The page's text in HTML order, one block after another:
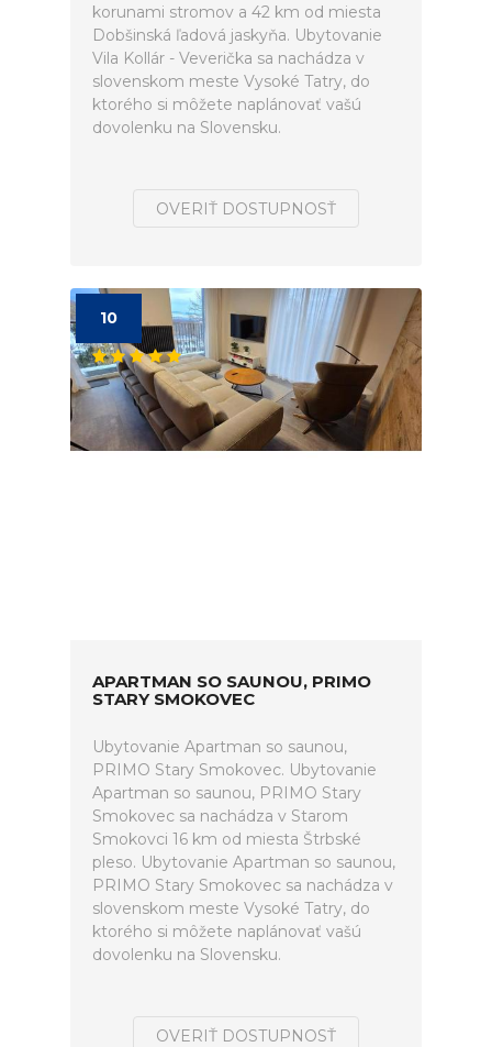
korunami stromov a 42 km od miesta
Dobšinská ľadová jaskyňa. Ubytovanie
Vila Kollár - Veverička sa nachádza v
slovenskom meste Vysoké Tatry, do
ktorého si môžete naplánovať vašú
dovolenku na Slovensku.
OVERIŤ DOSTUPNOSŤ
10
APARTMAN SO SAUNOU, PRIMO
STARY SMOKOVEC
Ubytovanie Apartman so saunou,
PRIMO Stary Smokovec. Ubytovanie
Apartman so saunou, PRIMO Stary
Smokovec sa nachádza v Starom
Smokovci 16 km od miesta Štrbské
pleso. Ubytovanie Apartman so saunou,
PRIMO Stary Smokovec sa nachádza v
slovenskom meste Vysoké Tatry, do
ktorého si môžete naplánovať vašú
dovolenku na Slovensku.
OVERIŤ DOSTUPNOSŤ